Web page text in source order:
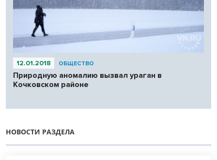
12.01.2018 ОБЩЕСТВО
Природную аномалию вызвал ураган в
Кочковском районе
НОВОСТИ РАЗДЕЛА